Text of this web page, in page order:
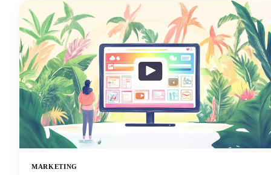
MARKETING